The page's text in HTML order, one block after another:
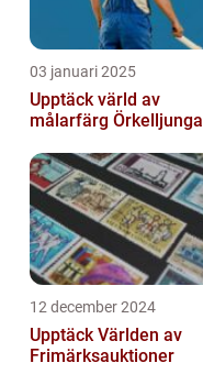
03 januari 2025
Upptäck värld av
målarfärg Örkelljunga
12 december 2024
Upptäck Världen av
Frimärksauktioner